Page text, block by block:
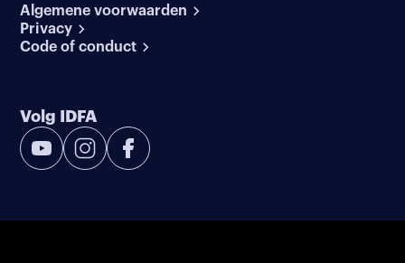
Algemene voorwaarden
Privacy
Code of conduct
Volg IDFA